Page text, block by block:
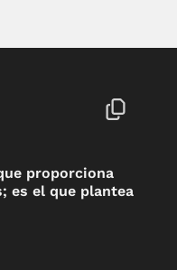
proporciona
es el que plantea